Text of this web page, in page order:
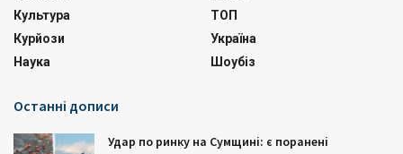
Культура
Курйози
Наука
ТОП
Україна
Шоубіз
Останні дописи
Удар по ринку на Сумщині: є поранені